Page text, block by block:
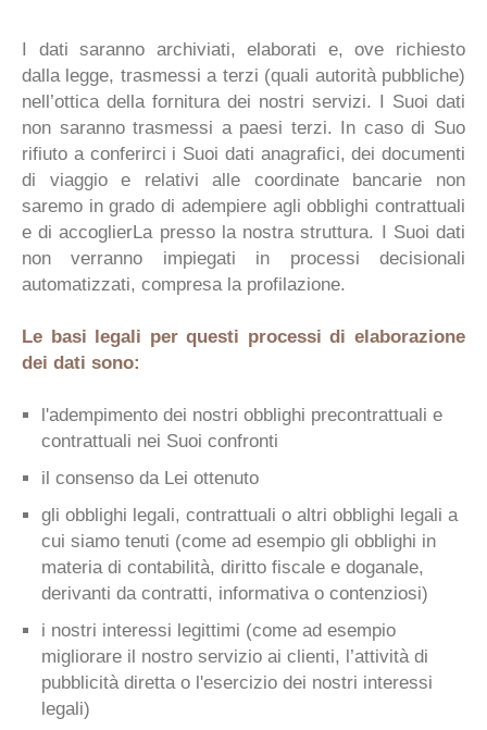
I dati saranno archiviati, elaborati e, ove richiesto
dalla legge, trasmessi a terzi (quali autorità pubbliche)
nell’ottica della fornitura dei nostri servizi. I Suoi dati
non saranno trasmessi a paesi terzi. In caso di Suo
rifiuto a conferirci i Suoi dati anagrafici, dei documenti
di viaggio e relativi alle coordinate bancarie non
saremo in grado di adempiere agli obblighi contrattuali
e di accoglierLa presso la nostra struttura. I Suoi dati
non verranno impiegati in processi decisionali
automatizzati, compresa la profilazione.
Le basi legali per questi processi di elaborazione
dei dati sono:
l'adempimento dei nostri obblighi precontrattuali e
contrattuali nei Suoi confronti
il consenso da Lei ottenuto
gli obblighi legali, contrattuali o altri obblighi legali a
cui siamo tenuti (come ad esempio gli obblighi in
materia di contabilità, diritto fiscale e doganale,
derivanti da contratti, informativa o contenziosi)
i nostri interessi legittimi (come ad esempio
migliorare il nostro servizio ai clienti, l’attività di
pubblicità diretta o l'esercizio dei nostri interessi
legali)